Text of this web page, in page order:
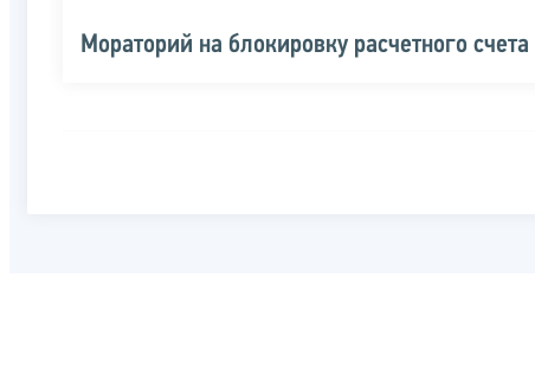
Мораторий на блокировку расчетного счета